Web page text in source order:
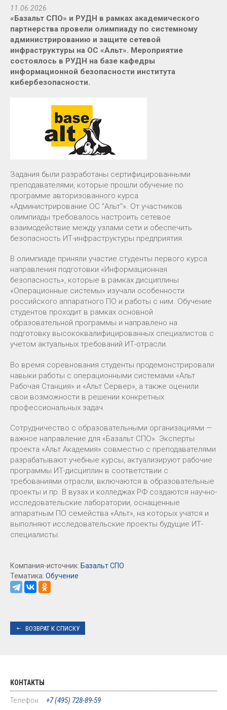
11.06.2026
«Базальт СПО» и РУДН в рамках академического
партнерства провели олимпиаду по системному
администрированию и защите сетевой
инфраструктуры на ОС «Альт». Мероприятие
состоялось в РУДН на базе кафедры
информационной безопасности института
кибербезопасности.
Задания были разработаны сертифицированными
преподавателями, которые прошли обучение по
программе авторизованного курса
«Администрирование ОС "Альт"». От участников
олимпиады требовалось настроить сетевое
взаимодействие между узлами сети и обеспечить
безопасность ИТ-инфраструктуры предприятия.
В олимпиаде приняли участие студенты первого курса
направления подготовки «Информационная
безопасность», которые в рамках дисциплины
«Операционные системы» изучали особенности
российского аппаратного ПО и работы с ним. Обучение
студентов проходит в рамках основной
образовательной программы и направлено на
подготовку высококвалифицированных специалистов с
учетом актуальных требований ИТ-отрасли.
Во время соревнования студенты продемонстрировали
навыки работы с операционными системами «Альт
Рабочая Станция» и «Альт Сервер», а также оценили
свои возможности в решении конкретных
профессиональных задач.
Сотрудничество с образовательными организациями —
важное направление для «Базальт СПО». Эксперты
проекта «Альт Академия» совместно с преподавателями
разрабатывают учебные курсы, актуализируют рабочие
программы ИТ-дисциплин в соответствии с
требованиями отрасли, включаются в образовательные
проекты и пр. В вузах и колледжах РФ создаются научно-
исследовательские лаборатории, оснащенные
аппаратным ПО семейства «Альт», на которых учатся и
выполняют исследовательские проекты будущие ИТ-
специалисты.
Компания-источник: Базальт СПО
Тематика: Обучение
ВОЗВРАТ К СПИСКУ
КОНТАКТЫ
Телефон:
+7 (495) 728-89-59